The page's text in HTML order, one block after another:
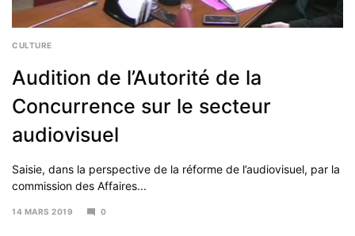
CULTURE
Audition de l’Autorité de la
Concurrence sur le secteur
audiovisuel
Saisie, dans la perspective de la réforme de l’audiovisuel, par la
commission des Affaires...
14 MARS 2019
0